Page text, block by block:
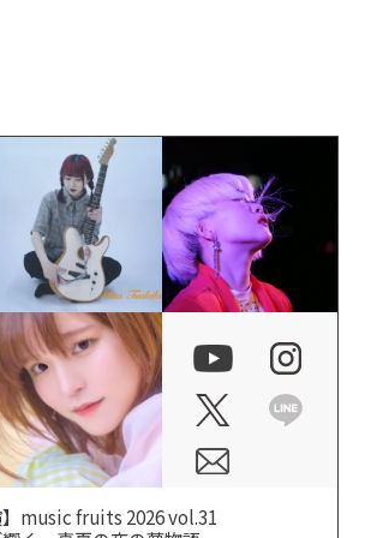
】music fruits 2026 vol.31